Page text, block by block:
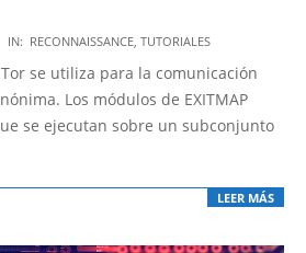
IN: RECONNAISSANCE TUTORIALES
se utiliza para la comunicación
Los módulos de EXITMAP
se ejecutan sobre un subconjunto
LEER MÁS